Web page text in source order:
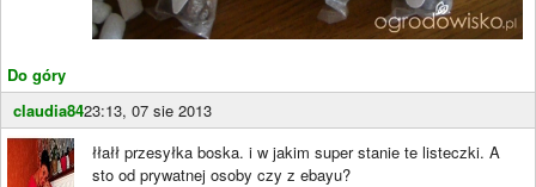
Do góry
claudia8423:13, 07 sie 2013
łłałł przesyłka boska. i w jakim super stanie te listeczki. A
sto od prywatnej osoby czy z ebayu?